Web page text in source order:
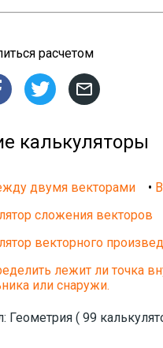
расчетом
 
калькуляторы
двумя векторами •
сложения векторов
векторного
лежит ли точка
или снаружи.
Геометрия ( 99